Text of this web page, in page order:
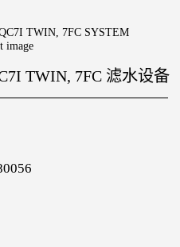
TWIN, 7FC 滤水设备